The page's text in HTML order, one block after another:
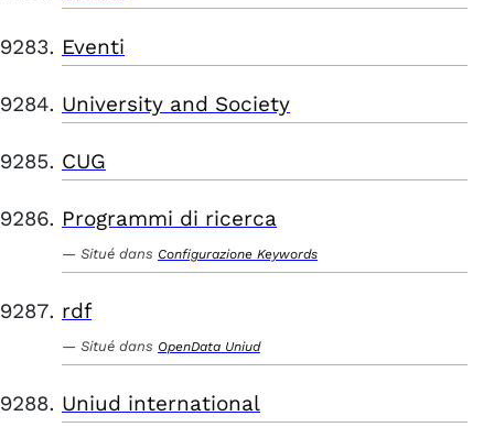
Eventi
University and Society
CUG
Programmi di ricerca
Situé dans Configurazione Keywords
rdf
Situé dans OpenData Uniud
Uniud international